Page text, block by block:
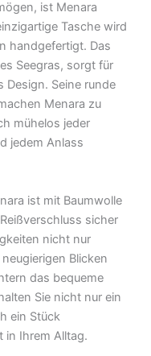
ist Menara
Tasche wird
handgefertigt. Das
Seegras, sorgt für
Design. Seine runde
Menara zu
mühelos jeder
jedem Anlass
ist mit Baumwolle
sicher
nicht nur
Blicken
das bequeme
Sie nicht nur ein
ein Stück
in Ihrem Alltag.